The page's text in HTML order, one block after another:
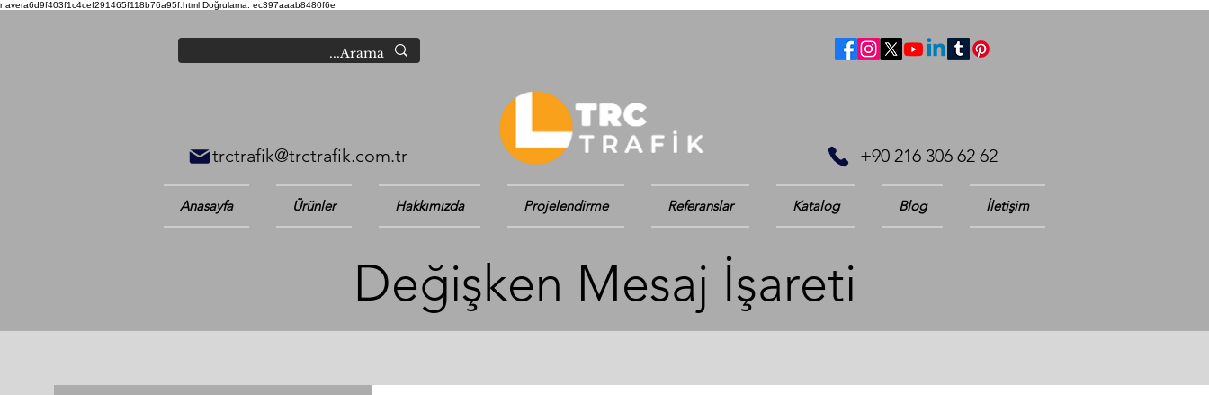
navera6d9f403f1c4cef291465f118b76a95f.html Doğrulama: ec397aaab8480f6e
trctrafik@trctrafik.com.tr +90 216 306 62 62
Anasayfa Ürünler Hakkımızda Projelendirme Referanslar Katalog Blog İletişim
Değişken Mesaj İşareti